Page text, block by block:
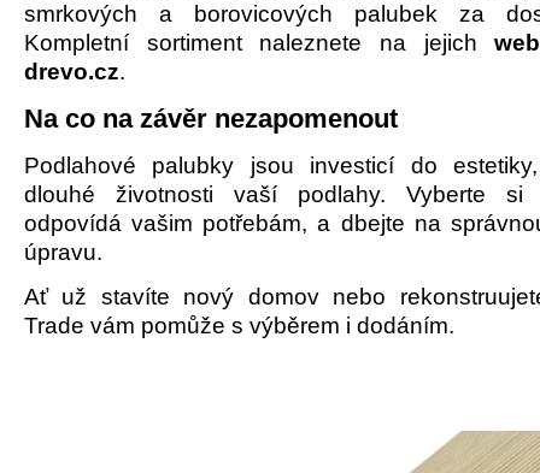
smrkových a borovicových palubek za
Kompletní sortiment naleznete na jejich
drevo.cz.
Na co na závěr nezapomenout
Podlahové palubky jsou investicí do
dlouhé životnosti vaší podlahy. Vyberte si
odpovídá vašim potřebám, a dbejte na
úpravu.
Ať už stavíte nový domov nebo
Trade vám pomůže s výběrem i dodáním.